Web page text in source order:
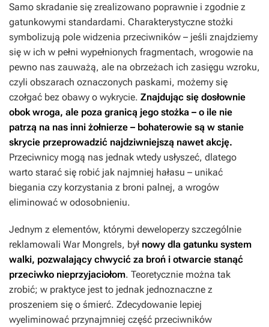
Samo skradanie się zrealizowano poprawnie i zgodnie z
gatunkowymi standardami. Charakterystyczne stożki
symbolizują pole widzenia przeciwników – jeśli znajdziemy
się w ich w pełni wypełnionych fragmentach, wrogowie na
pewno nas zauważą, ale na obrzeżach ich zasięgu wzroku,
czyli obszarach oznaczonych paskami, możemy się
czołgać bez obawy o wykrycie. Znajdując się dosłownie
obok wroga, ale poza granicą jego stożka – o ile nie
patrzą na nas inni żołnierze – bohaterowie są w stanie
skrycie przeprowadzić najdziwniejszą nawet akcję.
Przeciwnicy mogą nas jednak wtedy usłyszeć, dlatego
warto starać się robić jak najmniej hałasu – unikać
biegania czy korzystania z broni palnej, a wrogów
eliminować w odosobnieniu.
Jednym z elementów, którymi deweloperzy szczególnie
reklamowali War Mongrels, był nowy dla gatunku system
walki, pozwalający chwycić za broń i otwarcie stanąć
przeciwko nieprzyjaciołom. Teoretycznie można tak
zrobić; w praktyce jest to jednak jednoznaczne z
proszeniem się o śmierć. Zdecydowanie lepiej
wyeliminować przynajmniej część przeciwników